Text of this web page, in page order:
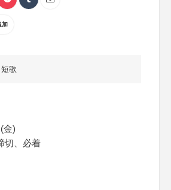
加
歌
金)
切、必着